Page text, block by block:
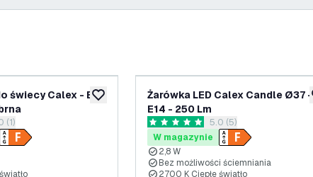
dodaj do listy życzeń
świecy Calex - E14
panel recenzji
(1)
Żarówka LED Calex Candle Ø37 -
E14 - 250 Lm
otwórz panel recenzji
5 Gwiazdki oceny5.0 (5)
W magazynie
2,8 W
Bez możliwości ściemniania
2700 K Ciepłe światło